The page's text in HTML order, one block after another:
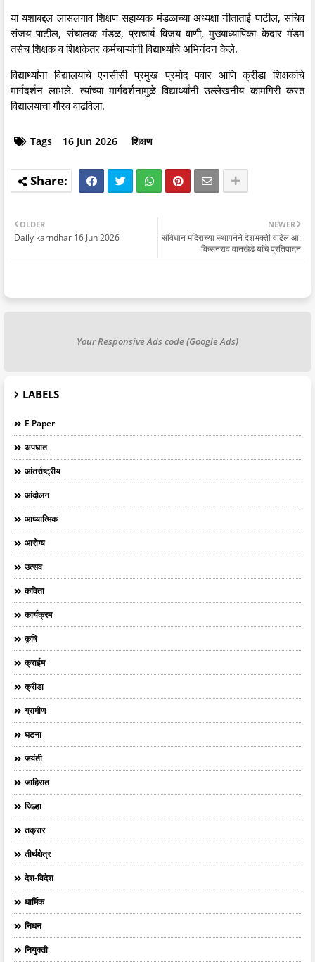
या यशाबद्दल लासलगाव शिक्षण सहाय्यक मंडळाच्या अध्यक्षा नीताताई पाटील, सचिव
संजय पाटील, संचालक मंडळ, प्राचार्य विजय वाणी, मुख्याध्यापिका केदार मॅडम
तसेच शिक्षक व शिक्षकेतर कर्मचाऱ्यांनी विद्यार्थ्यांचे अभिनंदन केले.
विद्यार्थ्यांना विद्यालयाचे एनसीसी प्रमुख प्रमोद पवार आणि क्रीडा शिक्षकांचे
मार्गदर्शन लाभले. त्यांच्या मार्गदर्शनामुळे विद्यार्थ्यांनी उल्लेखनीय कामगिरी करत
विद्यालयाचा गौरव वाढविला.
Tags 16 Jun 2026 शिक्षण
NEWER
संविधान मंदिराच्या स्थापनेने देशभक्ती वाढेल आ.
किसनराव वानखेडे यांचे प्रतिपादन
OLDER
Daily karndhar 16 Jun 2026
Your Responsive Ads code (Google Ads)
LABELS
E Paper
अपघात
आंतर्राष्ट्रीय
आंदोलन
आध्यात्मिक
आरोग्य
उत्सव
कविता
कार्यक्रम
कृषि
क्राईम
क्रीडा
ग्रामीण
घटना
जयंती
जाहिरात
जिल्हा
तक्रार
तीर्थक्षेत्र
देश-विदेश
धार्मिक
निधन
नियुक्ती